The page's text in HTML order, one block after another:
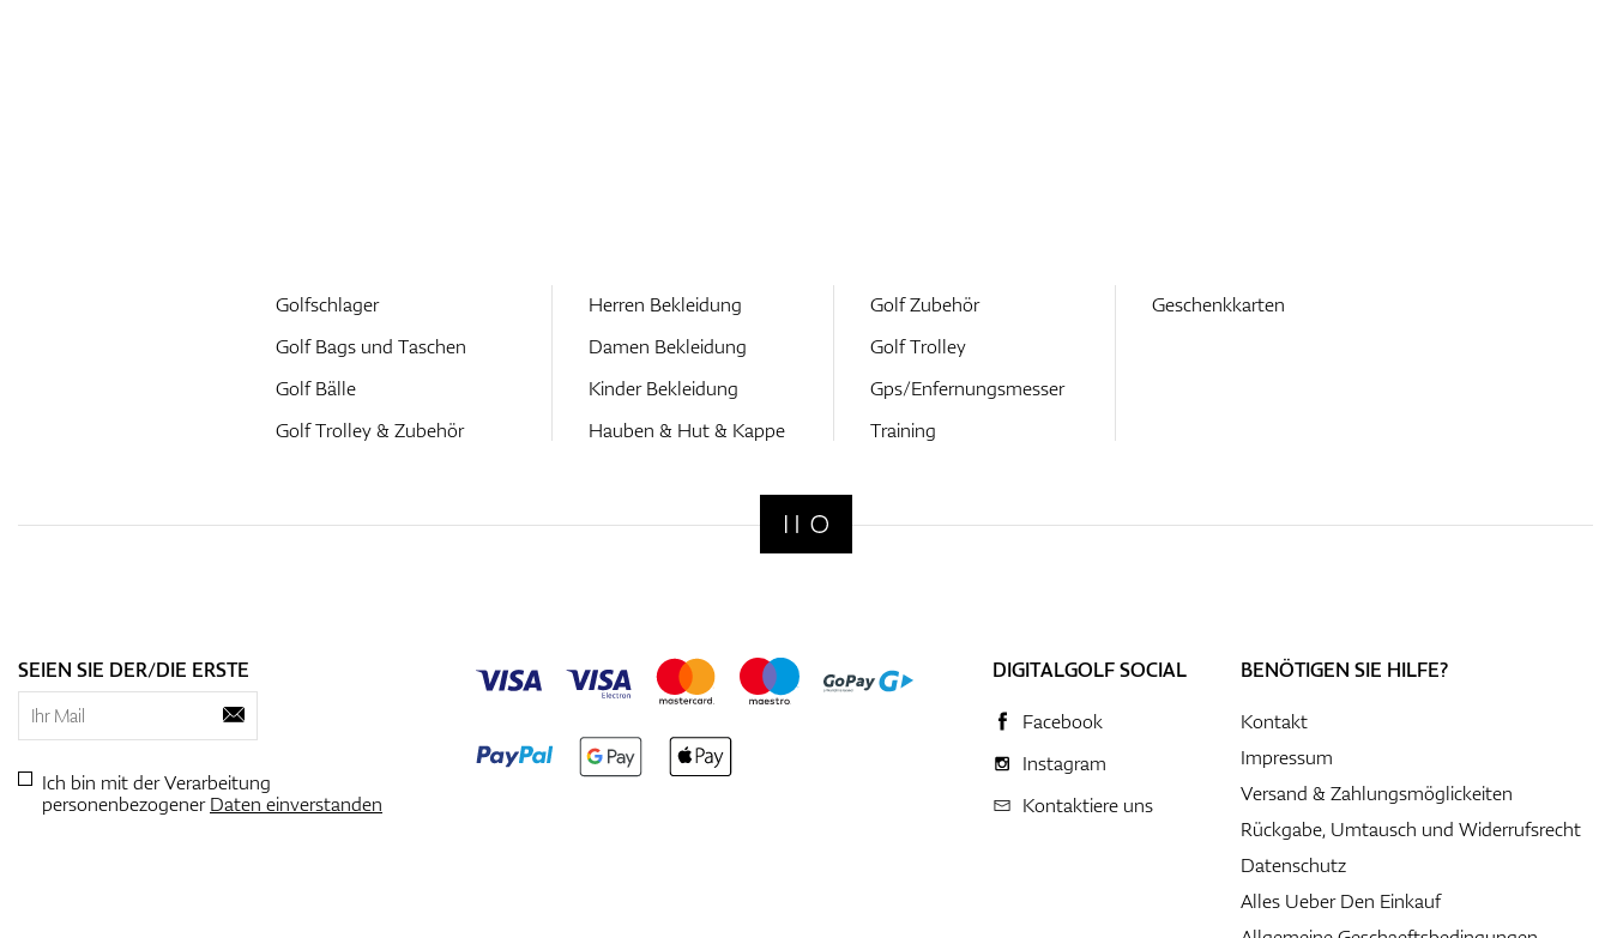
Golfschlager
Golf Bags und Taschen
Golf Bälle
Golf Trolley & Zubehör
Herren Bekleidung
Damen Bekleidung
Kinder Bekleidung
Hauben & Hut & Kappe
Golf Zubehör
Golf Trolley
Gps/Enfernungsmesser
Training
Geschenkkarten
SEIEN SIE DER/DIE ERSTE
Ich bin mit der Verarbeitung
personenbezogenerDaten einverstanden
DIGITALGOLF SOCIAL
Facebook
Instagram
Kontaktiere uns
BENÖTIGEN SIE HILFE?
Kontakt
Impressum
Versand & Zahlungsmöglickeiten
Rückgabe, Umtausch und Widerrufsrecht
Datenschutz
Alles Ueber Den Einkauf